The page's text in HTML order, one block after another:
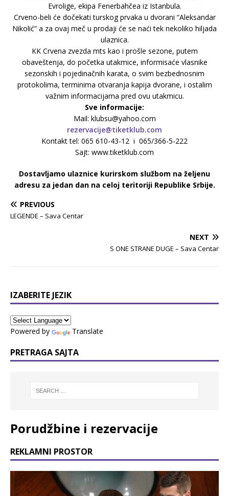
Evrolige, ekipa Fenerbahčea iz Istanbula.
Crveno-beli će dočekati turskog prvaka u dvorani “Aleksandar
Nikolić” a za ovaj meč u prodaji će se naći tek nekoliko hiljada
ulaznica.
KK Crvena zvezda mts kao i prošle sezone, putem
obaveštenja, do početka utakmice, informisaće vlasnike
sezonskih i pojedinačnih karata, o svim bezbednosnim
protokolima, terminima otvaranja kapija dvorane, i ostalim
važnim informacijama pred ovu utakmicu.
Sve informacije:
Mail: klubsu@yahoo.com
rezervacije@tiketklub.com
Kontakt tel: 065 610-43-12 i 065/366-5-222
Sajt: www.tiketklub.com
Dostavljamo ulaznice kurirskom službom na željenu
adresu za jedan dan na celoj teritoriji Republike Srbije.
PREVIOUS
LEGENDE – Sava Centar
NEXT
S ONE STRANE DUGE – Sava Centar
IZABERITE JEZIK
Powered by Translate
PRETRAGA SAJTA
Porudžbine i rezervacije
REKLAMNI PROSTOR